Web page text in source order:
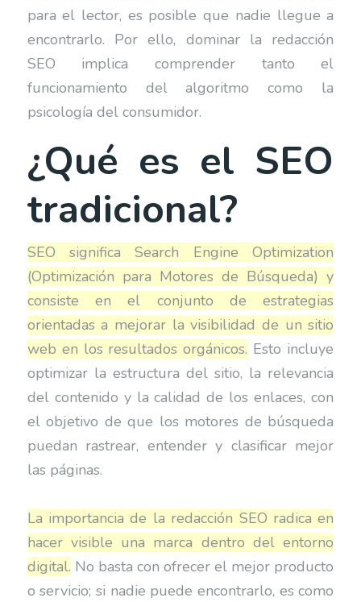
para el lector, es posible que nadie llegue a
encontrarlo. Por ello, dominar la redacción
SEO implica comprender tanto el
funcionamiento del algoritmo como la
psicología del consumidor.
¿Qué es el SEO
tradicional?
SEO significa Search Engine Optimization
(Optimización para Motores de Búsqueda) y
consiste en el conjunto de estrategias
orientadas a mejorar la visibilidad de un sitio
web en los resultados orgánicos. Esto incluye
optimizar la estructura del sitio, la relevancia
del contenido y la calidad de los enlaces, con
el objetivo de que los motores de búsqueda
puedan rastrear, entender y clasificar mejor
las páginas.
La importancia de la redacción SEO radica en
hacer visible una marca dentro del entorno
digital. No basta con ofrecer el mejor producto
o servicio; si nadie puede encontrarlo, es como